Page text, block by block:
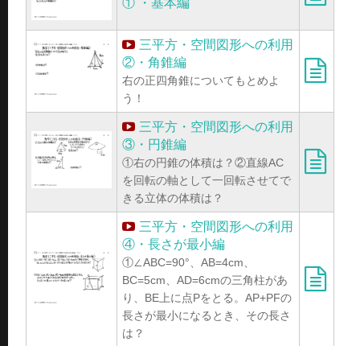
① ・基本編
三平方・空間図形への利用
②・角錐編
右の正四角錐についてもとめよ
う！
三平方・空間図形への利用
③・円錐編
①右の円錐の体積は？②直線AC
を回転の軸として一回転させてで
きる立体の体積は？
三平方・空間図形への利用
④・長さが最小編
①∠ABC=90°、AB=4cm、
BC=5cm、AD=6cmの三角柱があ
り、BE上に点Pをとる。AP+PFの
長さが最小になるとき、その長さ
は？